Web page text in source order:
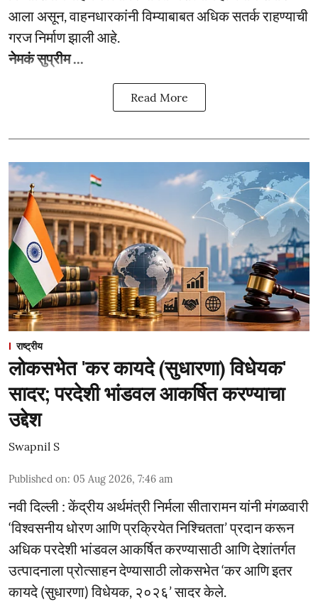
आला असून, वाहनधारकांनी विम्याबाबत अधिक सतर्क राहण्याची
गरज निर्माण झाली आहे.
नेमकं सुप्रीम ...
Read More
राष्ट्रीय
लोकसभेत 'कर कायदे (सुधारणा) विधेयक'
सादर; परदेशी भांडवल आकर्षित करण्याचा
उद्देश
Swapnil S
Published on: 05 Aug 2026, 7:46 am
नवी दिल्ली : केंद्रीय अर्थमंत्री निर्मला सीतारामन यांनी मंगळवारी
‘विश्वसनीय धोरण आणि प्रक्रियेत निश्चितता’ प्रदान करून
अधिक परदेशी भांडवल आकर्षित करण्यासाठी आणि देशांतर्गत
उत्पादनाला प्रोत्साहन देण्यासाठी लोकसभेत ‘कर आणि इतर
कायदे (सुधारणा) विधेयक, २०२६’ सादर केले.